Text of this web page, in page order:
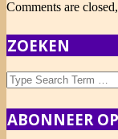
Comments are
ZOEKEN
Search
ABONNEER